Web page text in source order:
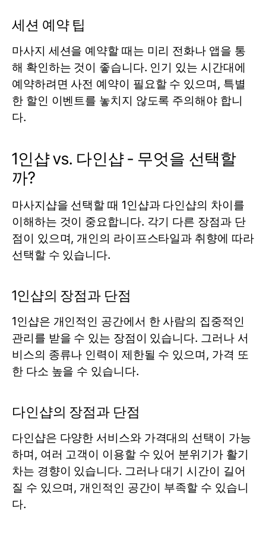
세션 예약 팁
마사지 세션을 예약할 때는 미리 전화나 앱을 통
해 확인하는 것이 좋습니다. 인기 있는 시간대에
예약하려면 사전 예약이 필요할 수 있으며, 특별
한 할인 이벤트를 놓치지 않도록 주의해야 합니
다.
1인샵 vs. 다인샵 - 무엇을 선택할
까?
마사지샵을 선택할 때 1인샵과 다인샵의 차이를
이해하는 것이 중요합니다. 각기 다른 장점과 단
점이 있으며, 개인의 라이프스타일과 취향에 따라
선택할 수 있습니다.
1인샵의 장점과 단점
1인샵은 개인적인 공간에서 한 사람의 집중적인
관리를 받을 수 있는 장점이 있습니다. 그러나 서
비스의 종류나 인력이 제한될 수 있으며, 가격 또
한 다소 높을 수 있습니다.
다인샵의 장점과 단점
다인샵은 다양한 서비스와 가격대의 선택이 가능
하며, 여러 고객이 이용할 수 있어 분위기가 활기
차는 경향이 있습니다. 그러나 대기 시간이 길어
질 수 있으며, 개인적인 공간이 부족할 수 있습니
다.